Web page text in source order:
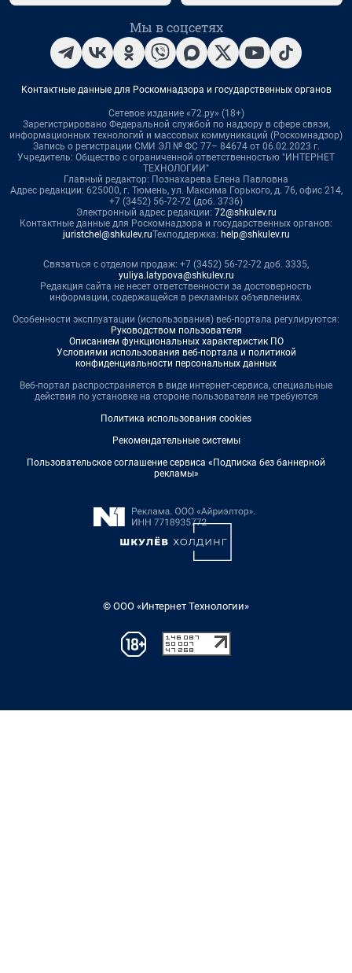
Мы в соцсетях
Контактные данные для Роскомнадзора и государственных органов
Сетевое издание «72.ру» (18+)
Зарегистрировано Федеральной службой по надзору в сфере связи,
информационных технологий и массовых коммуникаций (Роскомнадзор)
Запись о регистрации СМИ ЭЛ № ФС 77– 84674 от 06.02.2023 г.
Учредитель: Общество с ограниченной ответственностью "ИНТЕРНЕТ
ТЕХНОЛОГИИ"
Главный редактор: Познахарева Елена Павловна
Адрес редакции: 625000, г. Тюмень, ул. Максима Горького, д. 76, офис 214,
+7 (3452) 56-72-72 (доб. 3736)
Электронный адрес редакции: 72@shkulev.ru
Контактные данные для Роскомнадзора и государственных органов:
juristchel@shkulev.ruТехподдержка: help@shkulev.ru
Связаться с отделом продаж: +7 (3452) 56-72-72 доб. 3335,
yuliya.latypova@shkulev.ru
Редакция сайта не несет ответственности за достоверность
информации, содержащейся в рекламных объявлениях.
Особенности эксплуатации (использования) веб-портала регулируются:
Руководством пользователя
Описанием функциональных характеристик ПО
Условиями использования веб-портала и политикой
конфиденциальности персональных данных
Веб-портал распространяется в виде интернет-сервиса, специальные
действия по установке на стороне пользователя не требуются
Политика использования cookies
Рекомендательные системы
Пользовательское соглашение сервиса «Подписка без баннерной
рекламы»
© ООО «Интернет Технологии»